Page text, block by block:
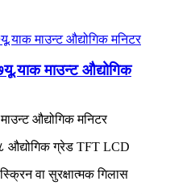
र्‍याक माउन्ट औद्योगिक
औद्योगिक मनिटर
औद्योगिक ग्रेड TFT LCD
वा सुरक्षात्मक गिलास